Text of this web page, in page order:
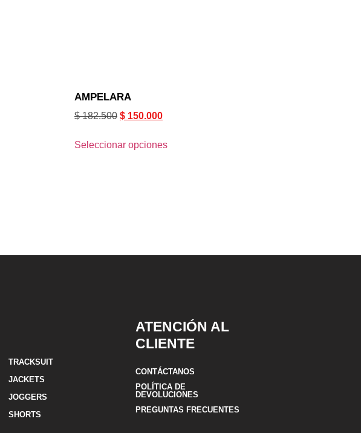
AMPELARA
$182.500 $ 150.000
Seleccionar opciones
TRACKSUIT
JACKETS
JOGGERS
SHORTS
ATENCIÓN AL
CLIENTE
CONTÁCTANOS
POLÍTICA DE
DEVOLUCIONES
PREGUNTAS FRECUENTES